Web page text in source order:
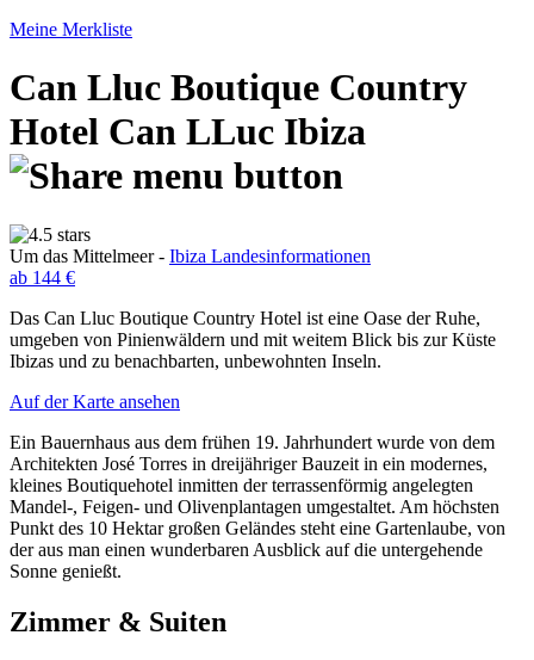
Meine Merkliste
Can Lluc Boutique Country
Hotel Can LLuc Ibiza
Um das Mittelmeer - Ibiza Landesinformationen
ab 144 €
Das Can Lluc Boutique Country Hotel ist eine Oase der Ruhe,
umgeben von Pinienwäldern und mit weitem Blick bis zur Küste
Ibizas und zu benachbarten, unbewohnten Inseln.
Auf der Karte ansehen
Ein Bauernhaus aus dem frühen 19. Jahrhundert wurde von dem
Architekten José Torres in dreijähriger Bauzeit in ein modernes,
kleines Boutiquehotel inmitten der terrassenförmig angelegten
Mandel-, Feigen- und Olivenplantagen umgestaltet. Am höchsten
Punkt des 10 Hektar großen Geländes steht eine Gartenlaube, von
der aus man einen wunderbaren Ausblick auf die untergehende
Sonne genießt.
Zimmer & Suiten